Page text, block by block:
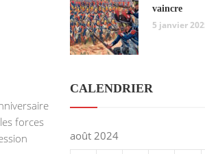
forces
vaincre
5 janvier
CALENDRIER
août 2024